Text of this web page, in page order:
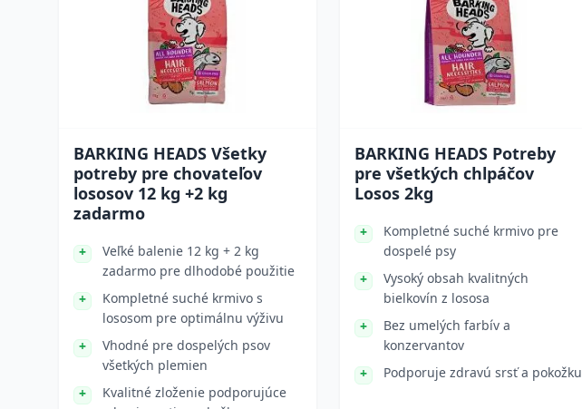
BARKING HEADS Všetky
potreby pre chovateľov
lososov 12 kg +2 kg
zadarmo
Veľké balenie 12 kg + 2 kg
zadarmo pre dlhodobé použitie
Kompletné suché krmivo s
lososom pre optimálnu výživu
Vhodné pre dospelých psov
všetkých plemien
Kvalitné zloženie podporujúce
BARKING HEADS Potreby
pre všetkých chlpáčov
Losos 2kg
Kompletné suché krmivo pre
dospelé psy
Vysoký obsah kvalitných
bielkovín z lososa
Bez umelých farbív a
konzervantov
Podporuje zdravú srsť a pokožku